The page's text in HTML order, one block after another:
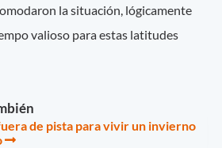
la situación, lógicamente
valioso para estas latitudes
de pista para vivir un invierno